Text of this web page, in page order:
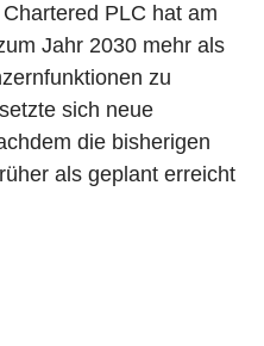
PLC hat am
Jahr 2030 mehr als
zu
sich neue
die bisherigen
als geplant erreicht